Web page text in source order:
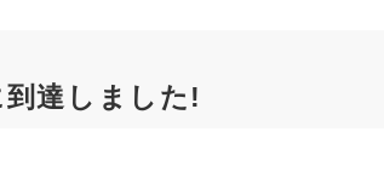
達しました!